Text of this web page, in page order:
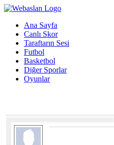
Ana Sayfa
Canlı Skor
Taraftarın Sesi
Futbol
Basketbol
Diğer Sporlar
Oyunlar